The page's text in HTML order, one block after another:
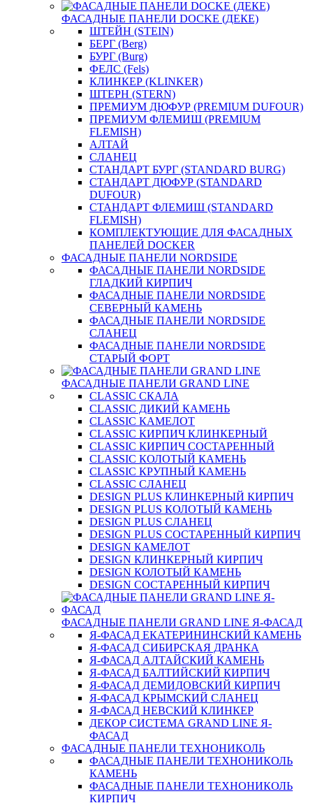
ФАСАДНЫЕ ПАНЕЛИ DOCKE (ДЕКЕ)
ШТЕЙН (STEIN)
БЕРГ (Berg)
БУРГ (Burg)
ФЕЛС (Fels)
КЛИНКЕР (KLINKER)
ШТЕРН (STERN)
ПРЕМИУМ ДЮФУР (PREMIUM DUFOUR)
ПРЕМИУМ ФЛЕМИШ (PREMIUM
FLEMISH)
АЛТАЙ
СЛАНЕЦ
СТАНДАРТ БУРГ (STANDARD BURG)
СТАНДАРТ ДЮФУР (STANDARD
DUFOUR)
СТАНДАРТ ФЛЕМИШ (STANDARD
FLEMISH)
КОМПЛЕКТУЮЩИЕ ДЛЯ ФАСАДНЫХ
ПАНЕЛЕЙ DOCKER
ФАСАДНЫЕ ПАНЕЛИ NORDSIDE
ФАСАДНЫЕ ПАНЕЛИ NORDSIDE
ГЛАДКИЙ КИРПИЧ
ФАСАДНЫЕ ПАНЕЛИ NORDSIDE
СЕВЕРНЫЙ КАМЕНЬ
ФАСАДНЫЕ ПАНЕЛИ NORDSIDE
СЛАНЕЦ
ФАСАДНЫЕ ПАНЕЛИ NORDSIDE
СТАРЫЙ ФОРТ
ФАСАДНЫЕ ПАНЕЛИ GRAND LINE
CLASSIC СКАЛА
CLASSIC ДИКИЙ КАМЕНЬ
CLASSIC КАМЕЛОТ
CLASSIC КИРПИЧ КЛИНКЕРНЫЙ
CLASSIC КИРПИЧ СОСТАРЕННЫЙ
CLASSIC КОЛОТЫЙ КАМЕНЬ
CLASSIC КРУПНЫЙ КАМЕНЬ
CLASSIC СЛАНЕЦ
DESIGN PLUS КЛИНКЕРНЫЙ КИРПИЧ
DESIGN PLUS КОЛОТЫЙ КАМЕНЬ
DESIGN PLUS СЛАНЕЦ
DESIGN PLUS СОСТАРЕННЫЙ КИРПИЧ
DESIGN КАМЕЛОТ
DESIGN КЛИНКЕРНЫЙ КИРПИЧ
DESIGN КОЛОТЫЙ КАМЕНЬ
DESIGN СОСТАРЕННЫЙ КИРПИЧ
ФАСАДНЫЕ ПАНЕЛИ GRAND LINE Я-ФАСАД
Я-ФАСАД ЕКАТЕРИНИНСКИЙ КАМЕНЬ
Я-ФАСАД СИБИРСКАЯ ДРАНКА
Я-ФАСАД АЛТАЙСКИЙ КАМЕНЬ
Я-ФАСАД БАЛТИЙСКИЙ КИРПИЧ
Я-ФАСАД ДЕМИДОВСКИЙ КИРПИЧ
Я-ФАСАД КРЫМСКИЙ СЛАНЕЦ
Я-ФАСАД НЕВСКИЙ КЛИНКЕР
ДЕКОР СИСТЕМА GRAND LINE Я-
ФАСАД
ФАСАДНЫЕ ПАНЕЛИ ТЕХНОНИКОЛЬ
ФАСАДНЫЕ ПАНЕЛИ ТЕХНОНИКОЛЬ
КАМЕНЬ
ФАСАДНЫЕ ПАНЕЛИ ТЕХНОНИКОЛЬ
КИРПИЧ